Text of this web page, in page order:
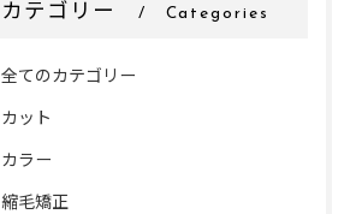
カテゴリー Categories
全てのカテゴリー
カット
カラー
縮毛矯正